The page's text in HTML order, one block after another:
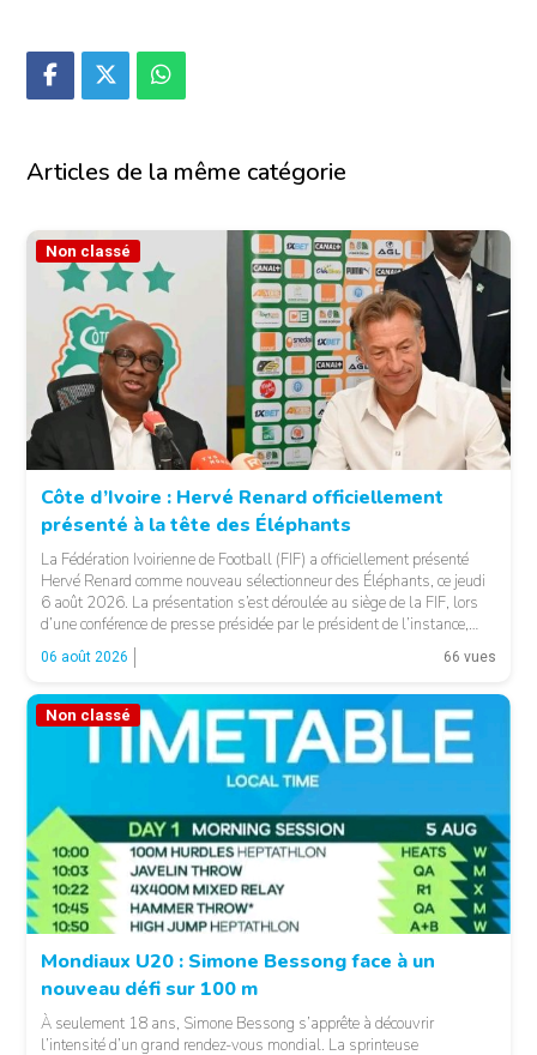
Articles de la même catégorie
© FIF
Non classé
Côte d’Ivoire : Hervé Renard officiellement
présenté à la tête des Éléphants
La Fédération Ivoirienne de Football (FIF) a officiellement présenté
Hervé Renard comme nouveau sélectionneur des Éléphants, ce jeudi
6 août 2026. La présentation s’est déroulée au siège de la FIF, lors
d’une conférence de presse présidée par le président de l’instance,
Yacine Idriss Diallo, en présence de plusieurs membres du Comité
exécutif. Cette nomination intervient […]
06 août 2026 66 vues
Non classé
Mondiaux U20 : Simone Bessong face à un
nouveau défi sur 100 m
À seulement 18 ans, Simone Bessong s’apprête à découvrir
l’intensité d’un grand rendez-vous mondial. La sprinteuse